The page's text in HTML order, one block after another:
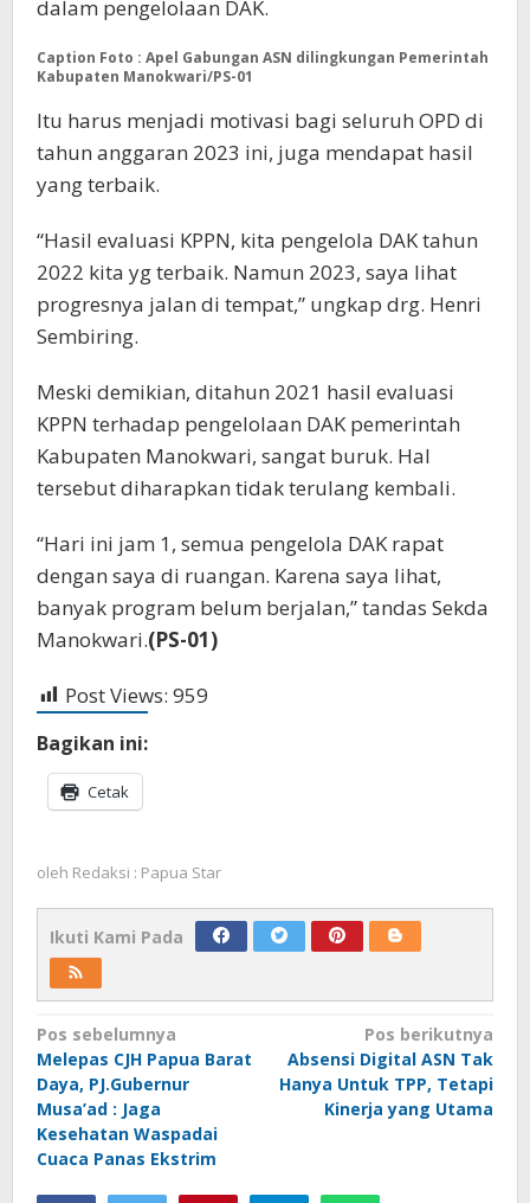
dalam pengelolaan DAK.
Caption Foto : Apel Gabungan ASN dilingkungan Pemerintah
Kabupaten Manokwari/PS-01
Itu harus menjadi motivasi bagi seluruh OPD di
tahun anggaran 2023 ini, juga mendapat hasil
yang terbaik.
“Hasil evaluasi KPPN, kita pengelola DAK tahun
2022 kita yg terbaik. Namun 2023, saya lihat
progresnya jalan di tempat,” ungkap drg. Henri
Sembiring.
Meski demikian, ditahun 2021 hasil evaluasi
KPPN terhadap pengelolaan DAK pemerintah
Kabupaten Manokwari, sangat buruk. Hal
tersebut diharapkan tidak terulang kembali.
“Hari ini jam 1, semua pengelola DAK rapat
dengan saya di ruangan. Karena saya lihat,
banyak program belum berjalan,” tandas Sekda
Manokwari.(PS-01)
Post Views: 959
Bagikan ini:
Cetak
oleh Redaksi : Papua Star
Ikuti Kami Pada
Navigasi
pos
Pos sebelumnya
Melepas CJH Papua Barat
Daya, PJ.Gubernur
Musa’ad : Jaga
Kesehatan Waspadai
Cuaca Panas Ekstrim
Pos berikutnya
Absensi Digital ASN Tak
Hanya Untuk TPP, Tetapi
Kinerja yang Utama